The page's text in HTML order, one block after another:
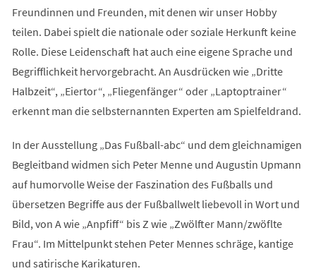
Freundinnen und Freunden, mit denen wir unser Hobby
teilen. Dabei spielt die nationale oder soziale Herkunft keine
Rolle. Diese Leidenschaft hat auch eine eigene Sprache und
Begrifflichkeit hervorgebracht. An Ausdrücken wie „Dritte
Halbzeit“, „Eiertor“, „Fliegenfänger“ oder „Laptoptrainer“
erkennt man die selbsternannten Experten am Spielfeldrand.
In der Ausstellung „Das Fußball-abc“ und dem gleichnamigen
Begleitband widmen sich Peter Menne und Augustin Upmann
auf humorvolle Weise der Faszination des Fußballs und
übersetzen Begriffe aus der Fußballwelt liebevoll in Wort und
Bild, von A wie „Anpfiff“ bis Z wie „Zwölfter Mann/zwöflte
Frau“. Im Mittelpunkt stehen Peter Mennes schräge, kantige
und satirische Karikaturen.